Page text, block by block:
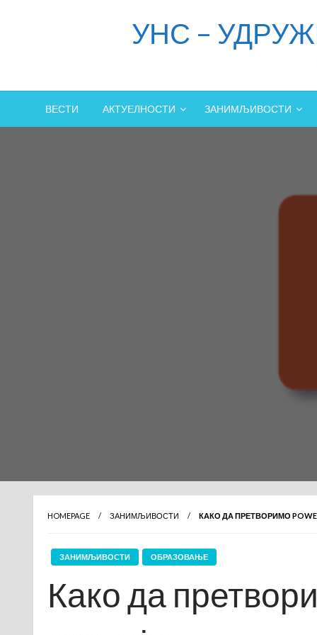
УНС –
ВЕСТИ АКТУЕЛНОСТИ ЗАНИМЉИВОСТИ
HOMEPAGE ЗАНИМЉИВОСТИ КАКО ДА ПРЕТВОРИМО
ЗАНИМЉИВОСТИ ОБРАЗОВАЊЕ
Како да